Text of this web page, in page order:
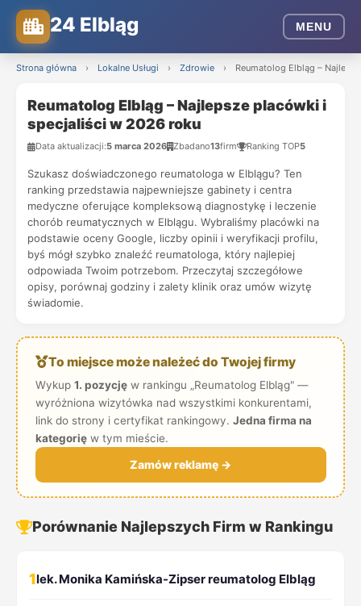
24 Elbląg MENU
Strona główna › Lokalne Usługi › Zdrowie › Reumatolog Elbląg –
Reumatolog Elbląg – Najlepsze placówki i
specjaliści w 2026 roku
Data aktualizacji:5 marca 2026 Zbadano13firm Ranking TOP5
Szukasz doświadczonego reumatologa w Elblągu? Ten
ranking przedstawia najpewniejsze gabinety i centra
medyczne oferujące kompleksową diagnostykę i leczenie
chorób reumatycznych w Elblągu. Wybraliśmy placówki na
podstawie oceny Google, liczby opinii i weryfikacji profilu,
byś mógł szybko znaleźć reumatologa, który najlepiej
odpowiada Twoim potrzebom. Przeczytaj szczegółowe
opisy, porównaj godziny i zalety klinik oraz umów wizytę
świadomie.
To miejsce może należeć do Twojej firmy
Wykup 1. pozycjęw rankingu „Reumatolog Elbląg" —
wyróżniona wizytówka nad wszystkimi konkurentami,
link do strony i certyfikat rankingowy. Jedna firma na
kategorięw tym mieście.
Zamów reklamę →
Porównanie Najlepszych Firm w Rankingu
1